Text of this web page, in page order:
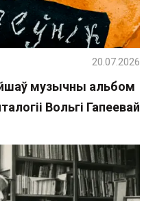
музычны альбом
Вольгі Гапеевай
20.07.2026